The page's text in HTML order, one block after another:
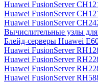
Huawei FusionServer
Huawei FusionServer
Huawei FusionServer
Вычислительные узлы
Блейд-серверы Huawei
Huawei FusionServer
Huawei FusionServer
Huawei FusionServer
Huawei FusionServer